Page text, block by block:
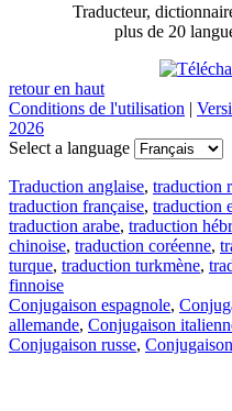
Traducteur,
plus de 20
retour en haut
Conditions de l'utilisation |
2026
Select a language
Traduction anglaise, traduction
traduction française, traduction
traduction arabe, traduction
chinoise, traduction coréenne,
turque, traduction turkmène,
finnoise
Conjugaison espagnole,
allemande, Conjugaison
Conjugaison russe,